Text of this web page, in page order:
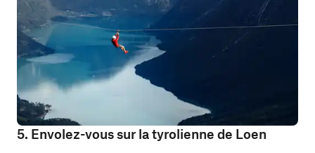
5. Envolez-vous sur la tyrolienne de Loen